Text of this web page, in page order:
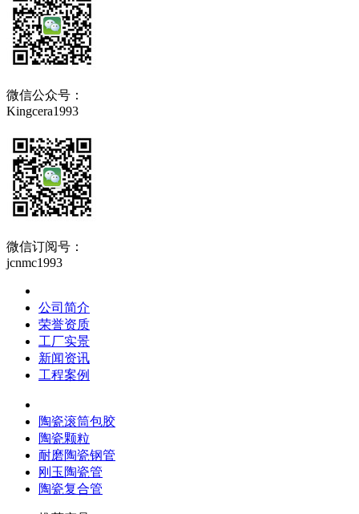
微信公众号：
Kingcera1993
微信订阅号：
jcnmc1993
公司简介
荣誉资质
工厂实景
新闻资讯
工程案例
陶瓷滚筒包胶
陶瓷颗粒
耐磨陶瓷钢管
刚玉陶瓷管
陶瓷复合管